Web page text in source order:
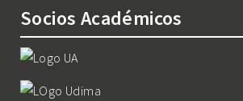
Socios Académicos